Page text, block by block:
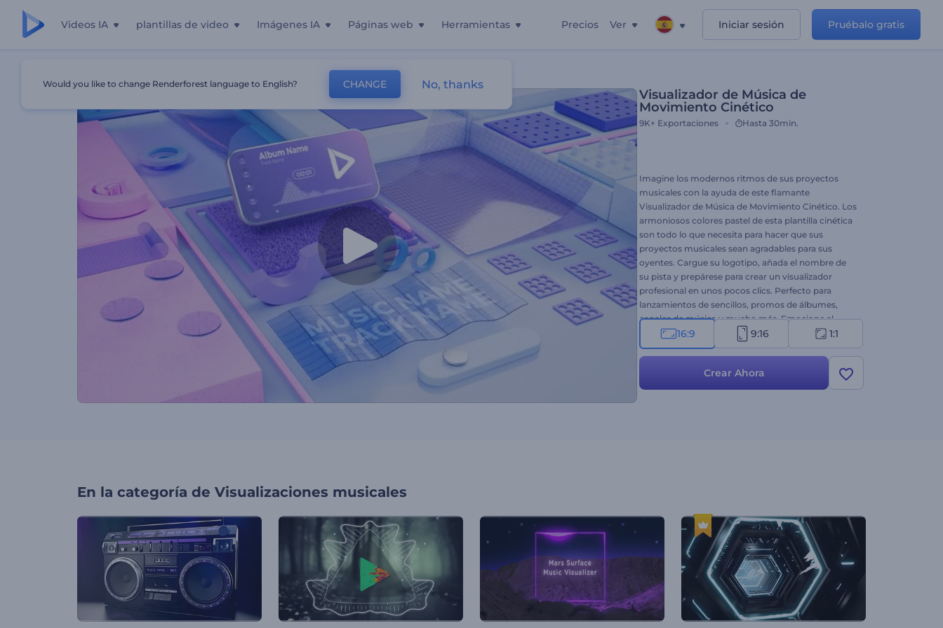
Videos IA plantillas de video Imágenes IA Páginas web Herramientas Precios Ver Iniciar sesión Pruébalo gratis
Visualizador De Música De Movimiento Cinético
Visualizador de Música de
Movimiento Cinético
9K+ Exportaciones Hasta 30min.
Imagine los modernos ritmos de sus proyectos
musicales con la ayuda de este flamante
Visualizador de Música de Movimiento Cinético. Los
armoniosos colores pastel de esta plantilla cinética
son todo lo que necesita para hacer que sus
proyectos musicales sean agradables para sus
oyentes. Cargue su logotipo, añada el nombre de
su pista y prepárese para crear un visualizador
profesional en unos pocos clics. Perfecto para
lanzamientos de sencillos, promos de álbumes,
canales de música y mucho más. Emocione al
público con su visualizador de música de última
generación. ¡Pruébelo ahora!
16:9 9:16 1:1
Crear Ahora
En la categoría de Visualizaciones musicales
Would you like to change Renderforest language to English? CHANGE No, thanks